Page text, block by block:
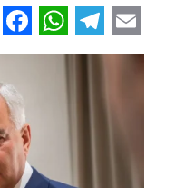
Fa
ce
k
W
h
s
A
p
Te
le
a
m
m
ail